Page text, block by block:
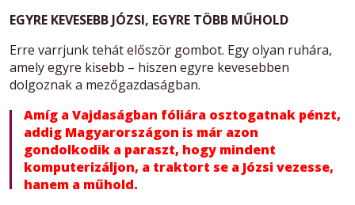
EGYRE KEVESEBB JÓZSI, EGYRE TÖBB MŰHOLD
Erre varrjunk tehát először gombot. Egy olyan ruhára,
amely egyre kisebb – hiszen egyre kevesebben
dolgoznak a mezőgazdaságban.
Amíg a Vajdaságban fóliára osztogatnak pénzt,
addig Magyarországon is már azon
gondolkodik a paraszt, hogy mindent
komputerizáljon, a traktort se a Józsi vezesse,
hanem a műhold.